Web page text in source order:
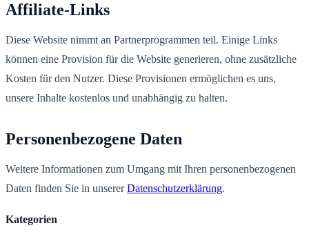
Affiliate-Links
Diese Website nimmt an Partnerprogrammen teil. Einige Links
können eine Provision für die Website generieren, ohne zusätzliche
Kosten für den Nutzer. Diese Provisionen ermöglichen es uns,
unsere Inhalte kostenlos und unabhängig zu halten.
Personenbezogene Daten
Weitere Informationen zum Umgang mit Ihren personenbezogenen
Daten finden Sie in unsererDatenschutzerklärung.
Kategorien